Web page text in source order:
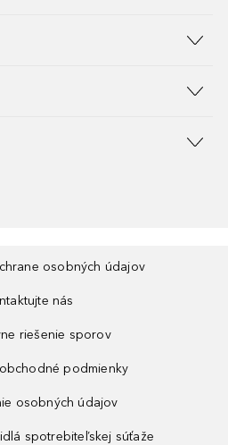
osobných údajov
nás
riešenie sporov
podmienky
osobných údajov
spotrebiteľskej súťaže